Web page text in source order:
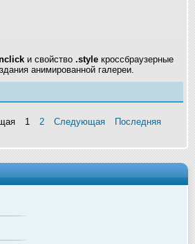
и свойство .style кроссбраузерные
анимированной галереи.
1 2 Следующая Последняя